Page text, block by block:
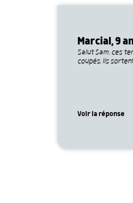
Marcial, 9
Salut Sam, ces
coupés, ils
Voir la réponse